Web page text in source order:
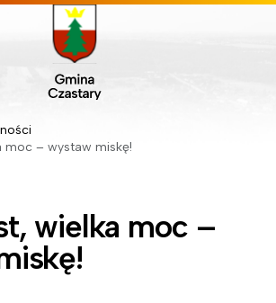
moc – wystaw miskę!
wielka moc –